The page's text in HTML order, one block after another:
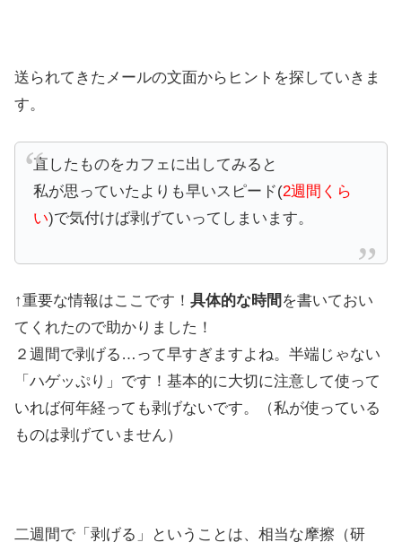
送られてきたメールの文面からヒントを探していきま
す。
直したものをカフェに出してみると
私が思っていたよりも早いスピード(2週間くら
い)で気付けば剥げていってしまいます。
↑重要な情報はここです！ 具体的な時間 を書いておい
てくれたので助かりました！
２週間で剥げる…って早すぎますよね。半端じゃない
「ハゲッぷり」です！基本的に大切に注意して使って
いれば何年経っても剥げないです。（私が使っている
ものは剥げていません）
二週間で「剥げる」ということは、相当な摩擦（研